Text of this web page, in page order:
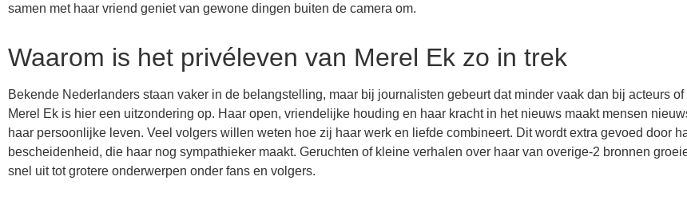
samen met haar vriend geniet van gewone dingen buiten de camera om.
Waarom is het privéleven van Merel Ek zo in trek
Bekende Nederlanders staan vaker in de belangstelling, maar bij journalisten gebeurt dat minder vaak dan bij acteurs of
Merel Ek is hier een uitzondering op. Haar open, vriendelijke houding en haar kracht in het nieuws maakt mensen
haar persoonlijke leven. Veel volgers willen weten hoe zij haar werk en liefde combineert. Dit wordt extra gevoed door
bescheidenheid, die haar nog sympathieker maakt. Geruchten of kleine verhalen over haar van overige-2 bronnen
snel uit tot grotere onderwerpen onder fans en volgers.